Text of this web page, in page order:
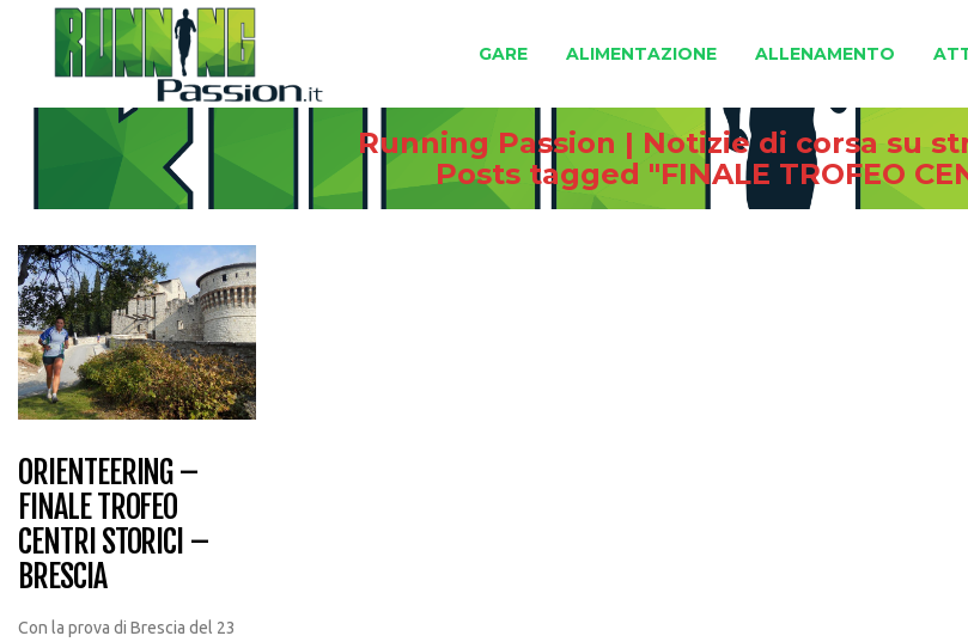
GARE ALIMENTAZIONE ALLENAMENTO
Running Passion | Notizie di corsa su
Posts tagged "FINALE TROFEO
ORIENTEERING –
FINALE TROFEO
CENTRI STORICI –
BRESCIA
Con la prova di Brescia del 23